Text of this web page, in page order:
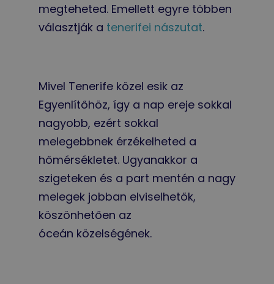
megteheted. Emellett egyre többen
választják a tenerifei nászutat.
Mivel Tenerife közel esik az
Egyenlítőhöz, így a nap ereje sokkal
nagyobb, ezért sokkal
melegebbnek érzékelheted a
hőmérsékletet. Ugyanakkor a
szigeteken és a part mentén a nagy
melegek jobban elviselhetők,
köszönhetően az
óceán közelségének.